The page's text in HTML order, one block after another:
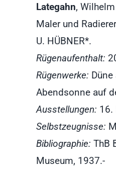
Lategahn,
Maler und
U. HÜBNER*.
Rügenaufenthalt:
Rügenwerke:
Abendsonne auf
Ausstellungen: 16.
Selbstzeugnisse:
Bibliographie: ThB
Museum, 1937.-